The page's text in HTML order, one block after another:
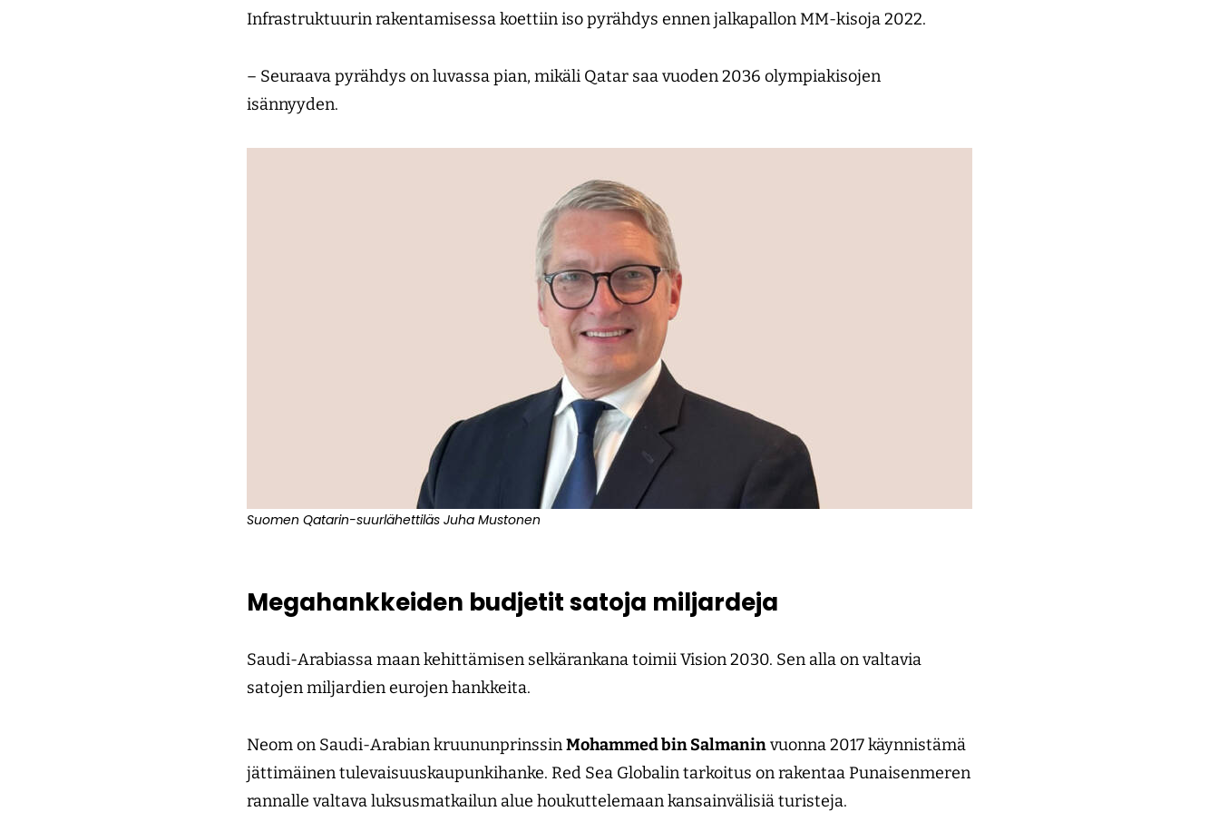
Infrastruktuurin rakentamisessa koettiin iso pyrähdys ennen jalkapallon MM-kisoja 2022.
– Seuraava pyrähdys on luvassa pian, mikäli Qatar saa vuoden 2036 olympiakisojen
isännyyden.
Suomen Qatarin-suurlähettiläs Juha Mustonen
Megahankkeiden budjetit satoja miljardeja
Saudi-Arabiassa maan kehittämisen selkärankana toimii Vision 2030. Sen alla on valtavia
satojen miljardien eurojen hankkeita.
Neom on Saudi-Arabian kruununprinssinMohammed bin Salmaninvuonna 2017 käynnistämä
jättimäinen tulevaisuuskaupunkihanke. Red Sea Globalin tarkoitus on rakentaa Punaisenmeren
rannalle valtava luksusmatkailun alue houkuttelemaan kansainvälisiä turisteja.